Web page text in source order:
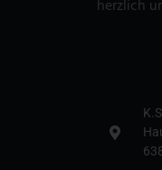
herzlich